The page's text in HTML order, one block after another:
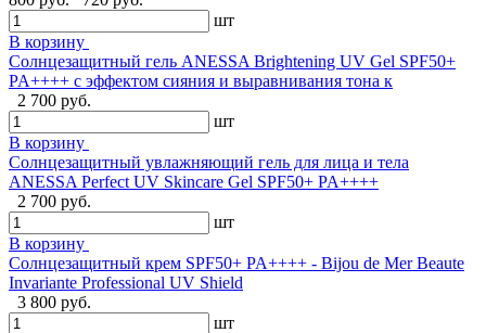
шт
В корзину
Солнцезащитный гель ANESSA Brightening UV Gel SPF50+
PA++++ с эффектом сияния и выравнивания тона к
2 700 руб.
шт
В корзину
Солнцезащитный увлажняющий гель для лица и тела
ANESSA Perfect UV Skincare Gel SPF50+ PA++++
2 700 руб.
шт
В корзину
Cолнцезащитный крем SPF50+ PA++++ - Bijou de Mer Beaute
Invariante Professional UV Shield
3 800 руб.
шт